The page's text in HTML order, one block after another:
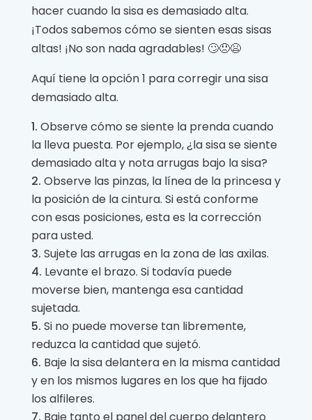
hacer cuando la sisa es demasiado alta.
¡Todos sabemos cómo se sienten esas sisas
altas! ¡No son nada agradables! 🙄😞😫
Aquí tiene la opción 1 para corregir una sisa
demasiado alta.
Observe cómo se siente la prenda cuando
la lleva puesta. Por ejemplo, ¿la sisa se siente
demasiado alta y nota arrugas bajo la sisa?
Observe las pinzas, la línea de la princesa y
la posición de la cintura. Si está conforme
con esas posiciones, esta es la corrección
para usted.
Sujete las arrugas en la zona de las axilas.
Levante el brazo. Si todavía puede
moverse bien, mantenga esa cantidad
sujetada.
Si no puede moverse tan libremente,
reduzca la cantidad que sujetó.
Baje la sisa delantera en la misma cantidad
y en los mismos lugares en los que ha fijado
los alfileres.